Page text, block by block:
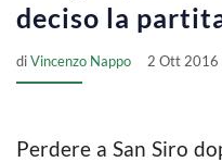
deciso la
diVincenzo Nappo 2 Ott 2016
Perdere a San Siro